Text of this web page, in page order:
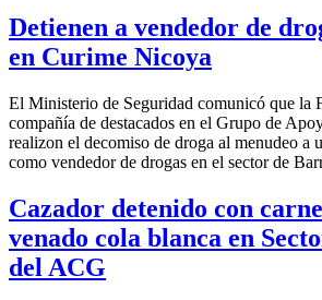
Detienen a vendedor de
en Curime Nicoya
El Ministerio de Seguridad comunicó que la
compañía de destacados en el Grupo de
realizon el decomiso de droga al menudeo a
como vendedor de drogas en el sector de
Cazador detenido con
venado cola blanca en
del ACG